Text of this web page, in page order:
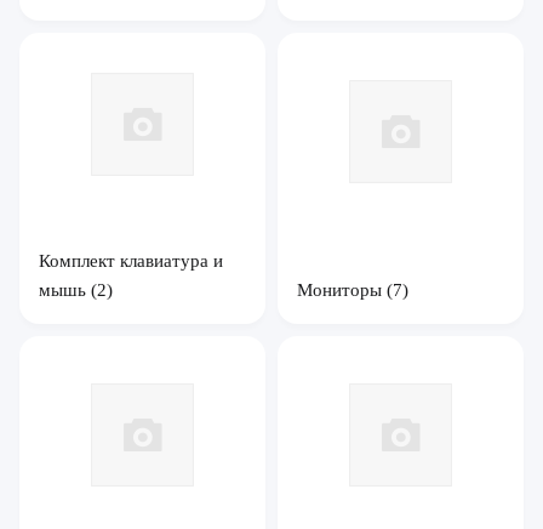
Комплект клавиатура и
мышь (2) Мониторы (7)